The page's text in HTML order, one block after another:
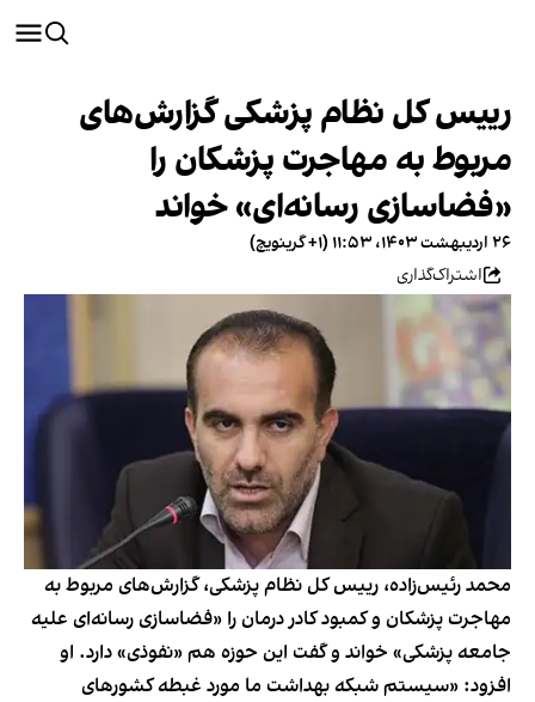
رییس کل نظام پزشکی گزارش‌های
مربوط به مهاجرت پزشکان را
«فضاسازی رسانه‌ای» خواند
۲۶ اردیبهشت ۱۴۰۳، ۱۱:۵۳ (‎+۱ گرینویچ)
اشتراک‌گذاری
محمد رئیس‌زاده، رییس کل نظام پزشکی، گزارش‌های مربوط به
مهاجرت پزشکان و کمبود کادر درمان را «فضاسازی رسانه‌ای علیه
جامعه پزشکی» خواند و گفت این حوزه هم «نفوذی» دارد. او
افزود: «سیستم شبکه بهداشت ما مورد غبطه کشورهای